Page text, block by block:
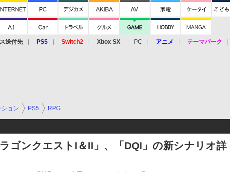
送付先 PS5 Switch2 Xbox SX PC アニメ テーマパーク
ョン PS5 RPG
ゴンクエストI＆II」、「DQI」の新シナリオ詳